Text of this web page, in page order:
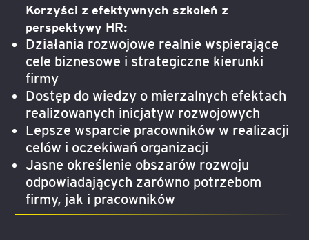
Korzyści z efektywnych szkoleń z
perspektywy HR:
Działania rozwojowe realnie wspierające
cele biznesowe i strategiczne kierunki
firmy
Dostęp do wiedzy o mierzalnych efektach
realizowanych inicjatyw rozwojowych
Lepsze wsparcie pracowników w realizacji
celów i oczekiwań organizacji
Jasne określenie obszarów rozwoju
odpowiadających zarówno potrzebom
firmy, jak i pracowników